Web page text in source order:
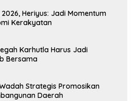
Heriyus: Jadi Momentum
Kerakyatan
Karhutla Harus Jadi
Bersama
Strategis Promosikan
Daerah